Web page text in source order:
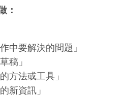
：
中要解決的問題」
稿」
方法或工具」
新資訊」